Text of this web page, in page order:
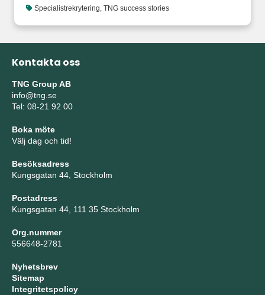
Specialistrekrytering, TNG success stories
Kontakta oss
TNG Group AB
info@tng.se
Tel: 08-21 92 00
Boka möte
Välj dag och tid!
Besöksadress
Kungsgatan 44, Stockholm
Postadress
Kungsgatan 44, 111 35 Stockholm
Org.nummer
556648-2781
Nyhetsbrev
Sitemap
Integritetspolicy